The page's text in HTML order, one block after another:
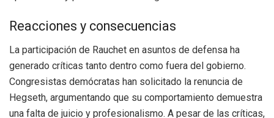
Reacciones y consecuencias
La participación de Rauchet en asuntos de defensa ha
generado críticas tanto dentro como fuera del gobierno.
Congresistas demócratas han solicitado la renuncia de
Hegseth, argumentando que su comportamiento demuestra
una falta de juicio y profesionalismo. A pesar de las críticas,